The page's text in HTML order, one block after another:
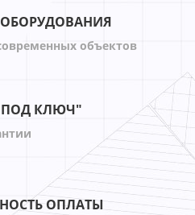
объектов
КЛЮЧ"
ОПЛАТЫ